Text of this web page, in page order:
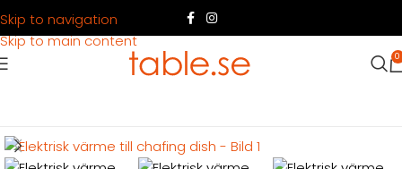
Skip to navigation
Skip to main content
0
Köksutrustning Varmhållning